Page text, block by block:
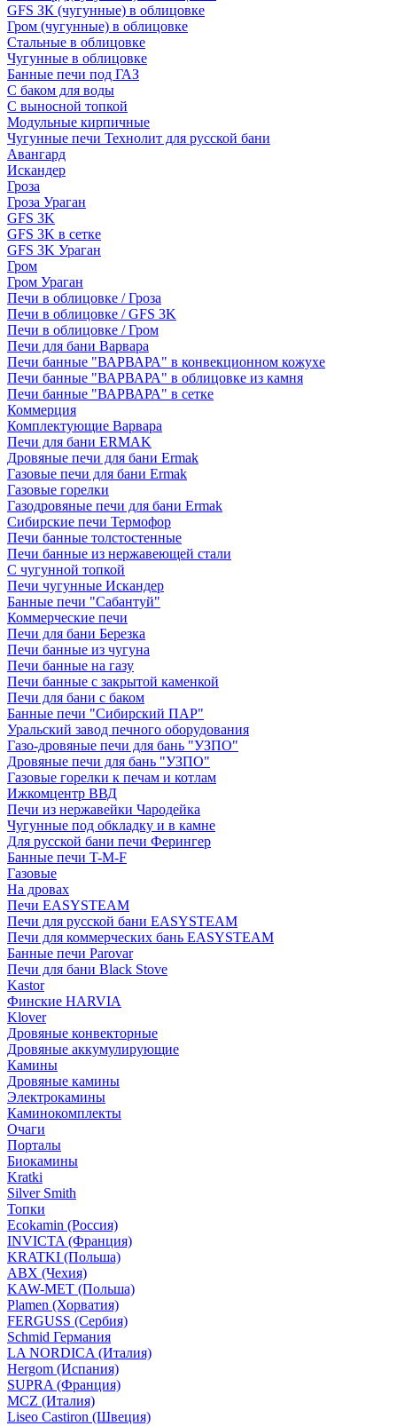
GFS ЗК (чугунные) в облицовке
Гром (чугунные) в облицовке
Стальные в облицовке
Чугунные в облицовке
Банные печи под ГАЗ
С баком для воды
С выносной топкой
Модульные кирпичные
Чугунные печи Технолит для русской бани
Авангард
Искандер
Гроза
Гроза Ураган
GFS 3K
GFS 3K в сетке
GFS 3K Ураган
Гром
Гром Ураган
Печи в облицовке / Гроза
Печи в облицовке / GFS 3K
Печи в облицовке / Гром
Печи для бани Варвара
Печи банные "ВАРВАРА" в конвекционном кожухе
Печи банные "ВАРВАРА" в облицовке из камня
Печи банные "ВАРВАРА" в сетке
Коммерция
Комплектующие Варвара
Печи для бани ERMAK
Дровяные печи для бани Ermak
Газовые печи для бани Ermak
Газовые горелки
Газодровяные печи для бани Ermak
Сибирские печи Термофор
Печи банные толстостенные
Печи банные из нержавеющей стали
С чугунной топкой
Печи чугунные Искандер
Банные печи "Сабантуй"
Коммерческие печи
Печи для бани Березка
Печи банные из чугуна
Печи банные на газу
Печи банные с закрытой каменкой
Печи для бани с баком
Банные печи "Сибирский ПАР"
Уральский завод печного оборудования
Газо-дровяные печи для бань "УЗПО"
Дровяные печи для бань "УЗПО"
Газовые горелки к печам и котлам
Ижкомцентр ВВД
Печи из нержавейки Чародейка
Чугунные под обкладку и в камне
Для русской бани печи Ферингер
Банные печи T-M-F
Газовые
На дровах
Печи EASYSTEAM
Печи для русской бани EASYSTEAM
Печи для коммерческих бань EASYSTEAM
Банные печи Parovar
Печи для бани Black Stove
Kastor
Финские HARVIA
Klover
Дровяные конвекторные
Дровяные аккумулирующие
Камины
Дровяные камины
Электрокамины
Каминокомплекты
Очаги
Порталы
Биокамины
Kratki
Silver Smith
Топки
Ecokamin (Россия)
INVICTA (Франция)
KRATKI (Польша)
ABX (Чехия)
KAW-MET (Польша)
Plamen (Хорватия)
FERGUSS (Сербия)
Schmid Германия
LA NORDICA (Италия)
Hergom (Испания)
SUPRA (Франция)
MCZ (Италия)
Liseo Castiron (Швеция)